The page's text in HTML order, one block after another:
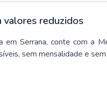
valores reduzidos
em Serrana, conte com a
sem mensalidade e